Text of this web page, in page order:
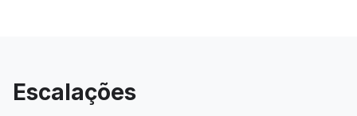
Escalações